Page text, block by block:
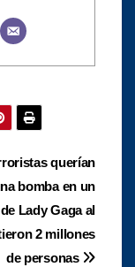
querían
bomba en un
Lady Gaga al
2 millones
de personas